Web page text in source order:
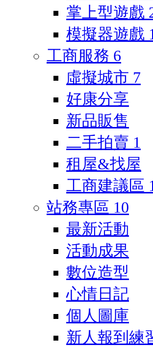
掌上型遊戲
模擬器遊戲
工商服務 6
虛擬城市 7
好康分享
新品販售
二手拍賣 1
租屋&找屋
工商建議區
站務專區 10
最新活動
活動成果
數位造型
心情日記
個人圖庫
新人報到練